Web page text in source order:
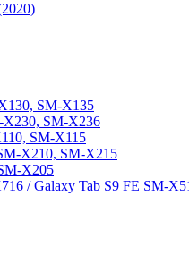
SM-X135
X230, SM-X236
SM-X115
X210, SM-X215
X205
/ Galaxy Tab S9 FE SM-